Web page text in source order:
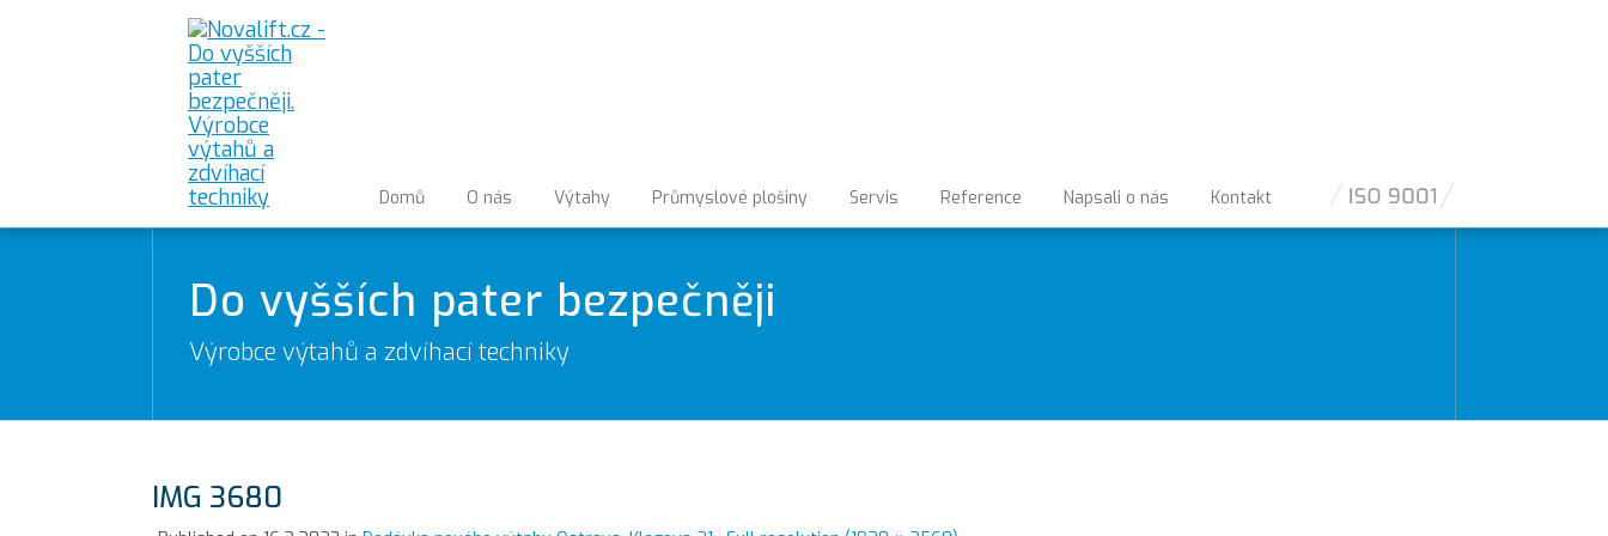
Domů O nás Výtahy Průmyslové plošiny Servis Reference Napsali o nás Kontakt
Do vyšších pater bezpečněji
Výrobce výtahů a zdvíhací techniky
IMG 3680